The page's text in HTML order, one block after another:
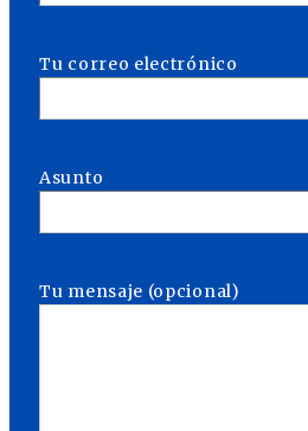
Tu correo electrónico
Asunto
Tu mensaje (opcional)